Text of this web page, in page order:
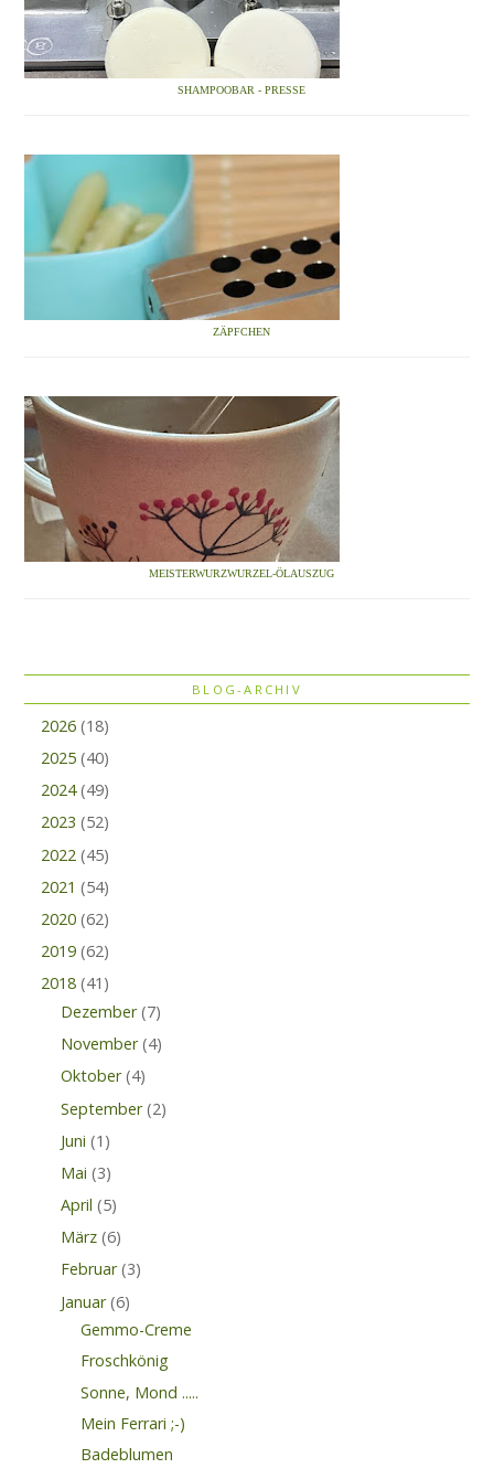
SHAMPOOBAR - PRESSE
ZÄPFCHEN
MEISTERWURZWURZEL-ÖLAUSZUG
BLOG-ARCHIV
2026 (18)
2025 (40)
2024 (49)
2023 (52)
2022 (45)
2021 (54)
2020 (62)
2019 (62)
2018 (41)
Dezember (7)
November (4)
Oktober (4)
September (2)
Juni (1)
Mai (3)
April (5)
März (6)
Februar (3)
Januar (6)
Gemmo-Creme
Froschkönig
Sonne, Mond .....
Mein Ferrari ;-)
Badeblumen